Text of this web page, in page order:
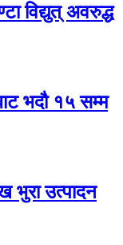
विद्युत् अवरुद्ध
भदौ १५ सम्म
भुरा उत्पादन